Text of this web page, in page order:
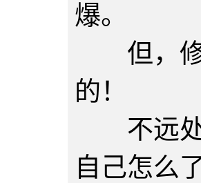
爆。
但，修
的！
不远处
自己怎么